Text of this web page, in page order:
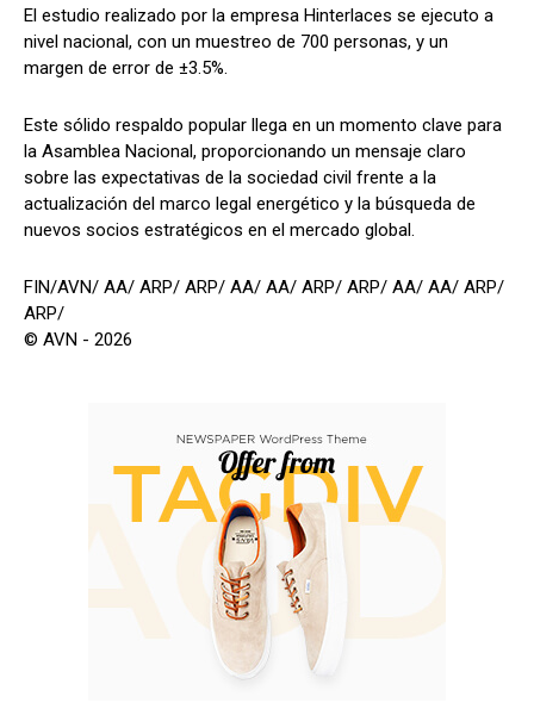
El estudio realizado por la empresa Hinterlaces se ejecuto a
nivel nacional, con un muestreo de 700 personas, y un
margen de error de ±3.5%.
Este sólido respaldo popular llega en un momento clave para
la Asamblea Nacional, proporcionando un mensaje claro
sobre las expectativas de la sociedad civil frente a la
actualización del marco legal energético y la búsqueda de
nuevos socios estratégicos en el mercado global.
FIN/AVN/ AA/ ARP/ ARP/ AA/ AA/ ARP/ ARP/ AA/ AA/ ARP/
ARP/
© AVN - 2026